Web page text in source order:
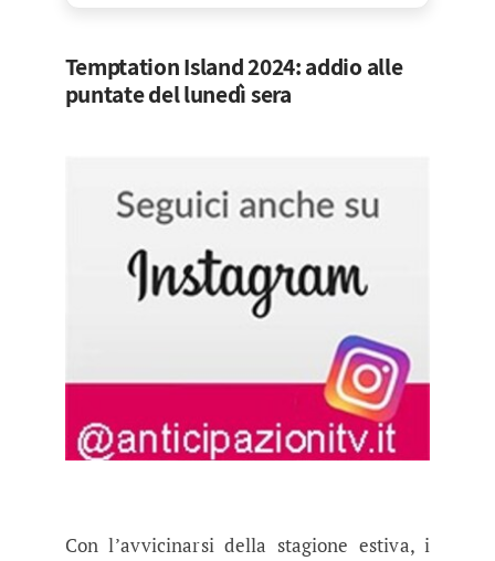
Temptation Island 2024: addio alle
puntate del lunedì sera
Con l’avvicinarsi della stagione estiva, i